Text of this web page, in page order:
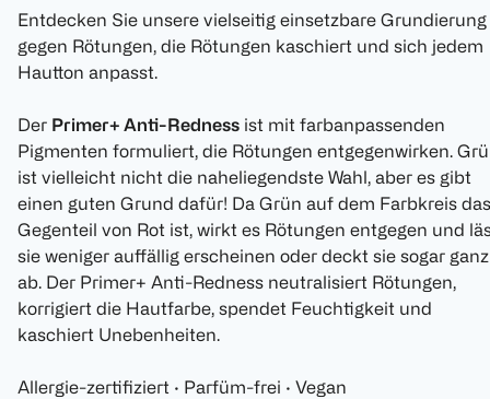
Entdecken Sie unsere vielseitig einsetzbare Grundierung
gegen Rötungen, die Rötungen kaschiert und sich jedem
Hautton anpasst.
Der Primer+ Anti-Redness ist mit farbanpassenden
Pigmenten formuliert, die Rötungen entgegenwirken.
ist vielleicht nicht die naheliegendste Wahl, aber es gibt
einen guten Grund dafür! Da Grün auf dem Farbkreis das
Gegenteil von Rot ist, wirkt es Rötungen entgegen und
sie weniger auffällig erscheinen oder deckt sie sogar ganz
ab. Der Primer+ Anti-Redness neutralisiert Rötungen,
korrigiert die Hautfarbe, spendet Feuchtigkeit und
kaschiert Unebenheiten.
Allergie-zertifiziert · Parfüm-frei · Vegan